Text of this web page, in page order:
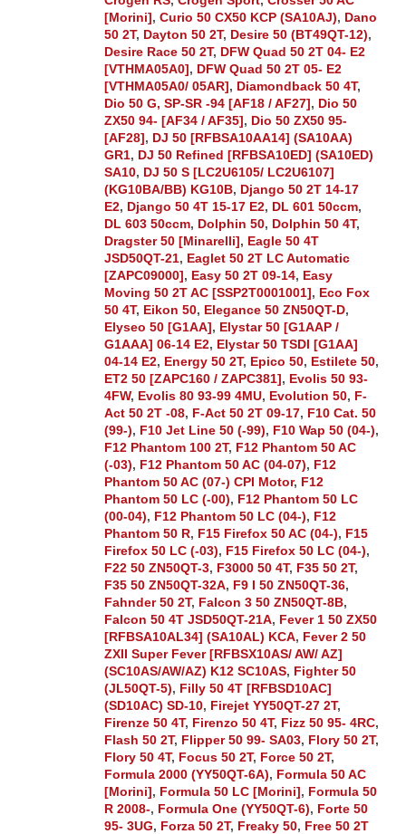
[Morini], Curio 50 CX50 KCP (SA10AJ), Dano
50 2T, Dayton 50 2T, Desire 50 (BT49QT-12),
Desire Race 50 2T, DFW Quad 50 2T 04- E2
[VTHMA05A0], DFW Quad 50 2T 05- E2
[VTHMA05A0/ 05AR], Diamondback 50 4T,
Dio 50 G, SP-SR -94 [AF18 / AF27], Dio 50
ZX50 94- [AF34 / AF35], Dio 50 ZX50 95-
[AF28], DJ 50 [RFBSA10AA14] (SA10AA)
GR1, DJ 50 Refined [RFBSA10ED] (SA10ED)
SA10, DJ 50 S [LC2U6105/ LC2U6107]
(KG10BA/BB) KG10B, Django 50 2T 14-17
E2, Django 50 4T 15-17 E2, DL 601 50ccm,
DL 603 50ccm, Dolphin 50, Dolphin 50 4T,
Dragster 50 [Minarelli], Eagle 50 4T
JSD50QT-21, Eaglet 50 2T LC Automatic
[ZAPC09000], Easy 50 2T 09-14, Easy
Moving 50 2T AC [SSP2T0001001], Eco Fox
50 4T, Eikon 50, Elegance 50 ZN50QT-D,
Elyseo 50 [G1AA], Elystar 50 [G1AAP /
G1AAA] 06-14 E2, Elystar 50 TSDI [G1AA]
04-14 E2, Energy 50 2T, Epico 50, Estilete 50,
ET2 50 [ZAPC160 / ZAPC381], Evolis 50 93-
4FW, Evolis 80 93-99 4MU, Evolution 50, F-
Act 50 2T -08, F-Act 50 2T 09-17, F10 Cat. 50
(99-), F10 Jet Line 50 (-99), F10 Wap 50 (04-),
F12 Phantom 100 2T, F12 Phantom 50 AC
(-03), F12 Phantom 50 AC (04-07), F12
Phantom 50 AC (07-) CPI Motor, F12
Phantom 50 LC (-00), F12 Phantom 50 LC
(00-04), F12 Phantom 50 LC (04-), F12
Phantom 50 R, F15 Firefox 50 AC (04-), F15
Firefox 50 LC (-03), F15 Firefox 50 LC (04-),
F22 50 ZN50QT-3, F3000 50 4T, F35 50 2T,
F35 50 ZN50QT-32A, F9 I 50 ZN50QT-36,
Fahnder 50 2T, Falcon 3 50 ZN50QT-8B,
Falcon 50 4T JSD50QT-21A, Fever 1 50 ZX50
[RFBSA10AL34] (SA10AL) KCA, Fever 2 50
ZXII Super Fever [RFBSX10AS/ AW/ AZ]
(SC10AS/AW/AZ) K12 SC10AS, Fighter 50
(JL50QT-5), Filly 50 4T [RFBSD10AC]
(SD10AC) SD-10, Firejet YY50QT-27 2T,
Firenze 50 4T, Firenzo 50 4T, Fizz 50 95- 4RC,
Flash 50 2T, Flipper 50 99- SA03, Flory 50 2T,
Flory 50 4T, Focus 50 2T, Force 50 2T,
Formula 2000 (YY50QT-6A), Formula 50 AC
[Morini], Formula 50 LC [Morini], Formula 50
R 2008-, Formula One (YY50QT-6), Forte 50
95- 3UG, Forza 50 2T, Freaky 50, Free 50 2T